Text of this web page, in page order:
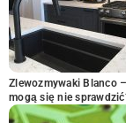
Zlewozmywaki Blanco
mogą się nie